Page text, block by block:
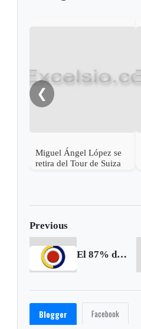
❮
Miguel Ángel López se
retira del Tour de Suiza
Previous
El 87% de los servicios de protección de la UNP está a cargo de privados: Contraloría
Blogger Facebook